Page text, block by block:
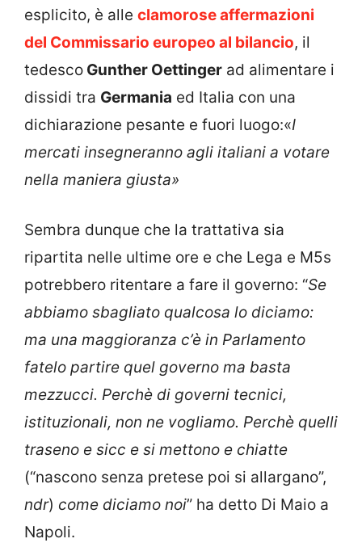
esplicito, è alle clamorose affermazioni
del Commissario europeo al bilancio, il
tedesco Gunther Oettinger ad alimentare i
dissidi tra Germania ed Italia con una
dichiarazione pesante e fuori luogo:«I
mercati insegneranno agli italiani a votare
nella maniera giusta»
Sembra dunque che la trattativa sia
ripartita nelle ultime ore e che Lega e M5s
potrebbero ritentare a fare il governo: “Se
abbiamo sbagliato qualcosa lo diciamo:
ma una maggioranza c’è in Parlamento
fatelo partire quel governo ma basta
mezzucci. Perchè di governi tecnici,
istituzionali, non ne vogliamo. Perchè quelli
traseno e sicc e si mettono e chiatte
(“nascono senza pretese poi si allargano”,
ndr) come diciamo noi” ha detto Di Maio a
Napoli.